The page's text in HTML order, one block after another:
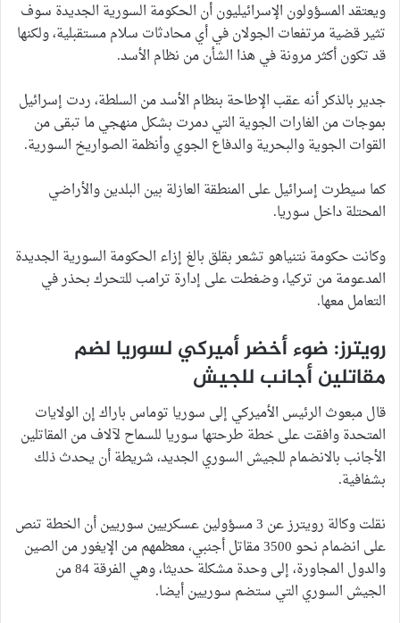
ويعتقد المسؤولون الإسرائيليون أن الحكومة السورية الجديدة سوف
تثير قضية مرتفعات الجولان في أي محادثات سلام مستقبلية، ولكنها
قد تكون أكثر مرونة في هذا الشأن من نظام الأسد.
جدير بالذكر أنه عقب الإطاحة بنظام الأسد من السلطة، ردت إسرائيل
بموجات من الغارات الجوية التي دمرت بشكل منهجي ما تبقى من
القوات الجوية والبحرية والدفاع الجوي وأنظمة الصواريخ السورية.
كما سيطرت إسرائيل على المنطقة العازلة بين البلدين والأراضي
المحتلة داخل سوريا.
وكانت حكومة نتنياهو تشعر بقلق بالغ إزاء الحكومة السورية الجديدة
المدعومة من تركيا، وضغطت على إدارة ترامب للتحرك بحذر في
التعامل معها.
رويترز: ضوء أخضر أميركي لسوريا لضم
مقاتلين أجانب للجيش
قال مبعوث الرئيس الأميركي إلى سوريا توماس باراك إن الولايات
المتحدة وافقت على خطة طرحتها سوريا للسماح لآلاف من المقاتلين
الأجانب بالانضمام للجيش السوري الجديد، شريطة أن يحدث ذلك
بشفافية.
نقلت وكالة رويترز عن 3 مسؤولين عسكريين سوريين أن الخطة تنص
على انضمام نحو 3500 مقاتل أجنبي، معظمهم من الإيغور من الصين
والدول المجاورة، إلى وحدة مشكلة حديثا، وهي الفرقة 84 من
الجيش السوري التي ستضم سوريين أيضا.